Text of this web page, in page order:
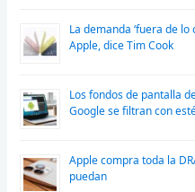
La demanda ‘fuera de
Apple, dice Tim Cook
Los fondos de pantalla
Google se filtran con
Apple compra toda la
puedan